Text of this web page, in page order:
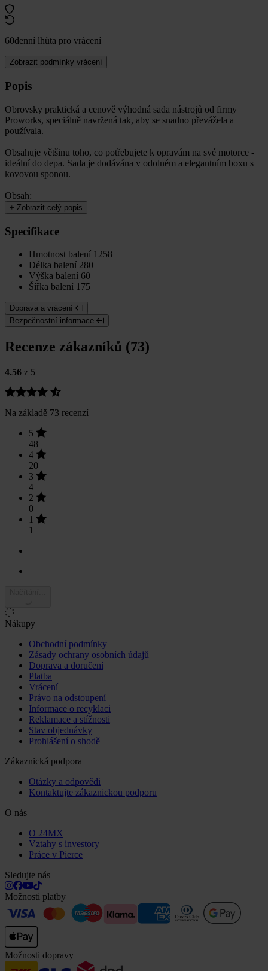
60denní lhůta pro vrácení
Zobrazit podmínky vrácení
Popis
Obrovsky praktická a cenově výhodná sada nástrojů od firmy
Proworks, speciálně navržená tak, aby se snadno převážela a
používala.
Obsahuje většinu toho, co potřebujete k opravám na své motorce -
ideální do depa. Sada je dodávána v odolném a elegantním boxu s
kovovou sponou.
Obsah:
+ Zobrazit celý popis
Specifikace
Hmotnost balení 1258
Délka balení 280
Výška balení 60
Šířka balení 175
Doprava a vrácení
Bezpečnostní informace
Recenze zákazníků (73)
4.56 z 5
Na základě 73 recenzí
5
48
4
20
3
4
2
0
1
1
Nákupy
Obchodní podmínky
Zásady ochrany osobních údajů
Doprava a doručení
Platba
Vrácení
Právo na odstoupení
Informace o recyklaci
Reklamace a stížnosti
Stav objednávky
Prohlášení o shodě
Zákaznická podpora
Otázky a odpovědi
Kontaktujte zákaznickou podporu
O nás
O 24MX
Vztahy s investory
Práce v Pierce
Sledujte nás
Možnosti platby
Možnosti dopravy